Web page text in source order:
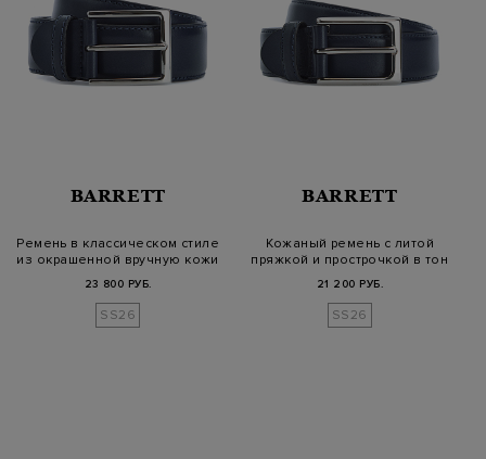
BARRETT
Ремень в классическом стиле
из окрашенной вручную кожи
23 800 РУБ.
SS26
BARRETT
Кожаный ремень с литой
пряжкой и прострочкой в тон
21 200 РУБ.
SS26